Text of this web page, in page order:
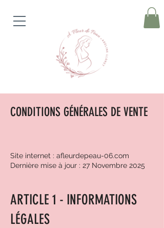
CONDITIONS GÉNÉRALES DE VENTE
Site internet : afleurdepeau-06.com
Dernière mise à jour : 27 Novembre 2025
ARTICLE 1 - INFORMATIONS
LÉGALES